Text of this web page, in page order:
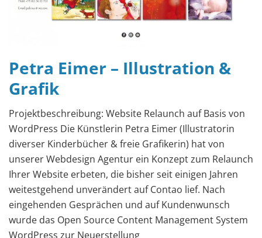
Petra Eimer – Illustration &
Grafik
Projektbeschreibung: Website Relaunch auf Basis von
WordPress Die Künstlerin Petra Eimer (Illustratorin
diverser Kinderbücher & freie Grafikerin) hat von
unserer Webdesign Agentur ein Konzept zum Relaunch
Ihrer Website erbeten, die bisher seit einigen Jahren
weitestgehend unverändert auf Contao lief. Nach
eingehenden Gesprächen und auf Kundenwunsch
wurde das Open Source Content Management System
WordPress zur Neuerstellung